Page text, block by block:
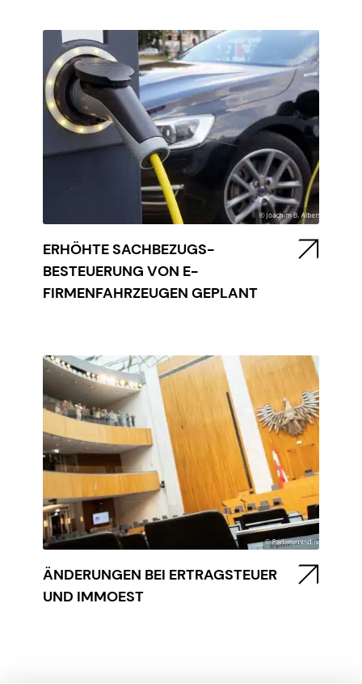
ERHÖHTE SACHBEZUGS-
BESTEUERUNG VON E-
FIRMENFAHRZEUGEN GEPLANT
ÄNDERUNGEN BEI ERTRAGSTEUER
UND IMMOEST